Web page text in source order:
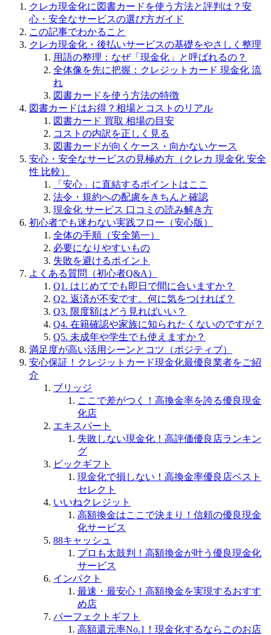
クレカ現金化に図書カードを使う方法と評判は？安
心・安全なサービスの選び方ガイド
この記事でわかること
クレカ現金化・後払いサービスの基礎をやさしく整理
用語の整理：なぜ「現金化」と呼ばれるの？
全体像を先に把握：クレジットカード 現金化 流
れ
図書カードを使う方法の特徴
図書カードはお得？相場とコストのリアル
図書カード 買取 相場の目安
コストの内訳を正しく見る
図書カードが向くケース・向かないケース
安心・安全なサービスの見極め方（クレカ 現金化 安全
性 比較）
「安心」に直結するポイントはここ
法令・規約への配慮をきちんと確認
現金化 サービス 口コミの読み解き方
初心者でも迷わない実践フロー（安心版）
全体の手順（安全第一）
必要になりやすいもの
失敗を避けるポイント
よくある質問（初心者Q&A）
Q1. はじめてでも即日で間に合いますか？
Q2. 返済が不安です。何に気をつければ？
Q3. 限度額はどう見ればいい？
Q4. 在籍確認や家族に知られたくないのですが？
Q5. 未成年や学生でも使えますか？
満足度が高い活用シーンとコツ（ポジティブ）
安心保証！クレジットカード現金化最優良業者をご紹
介
ブリッジ
ここで差がつく！高換金率を誇る優良現金
化店
エキスパート
失敗しない現金化！高評価優良店ランキン
グ
ビックギフト
現金化で損しない！高換金率優良店ベスト
セレクト
いいねクレジット
高額換金はここで決まり！信頼の優良現金
化サービス
88キャッシュ
プロも太鼓判！高額換金が叶う優良現金化
サービス
インパクト
最速・最安心！高額換金を実現するおすす
め店
パーフェクトギフト
高額還元率No.1！現金化するならこのお店